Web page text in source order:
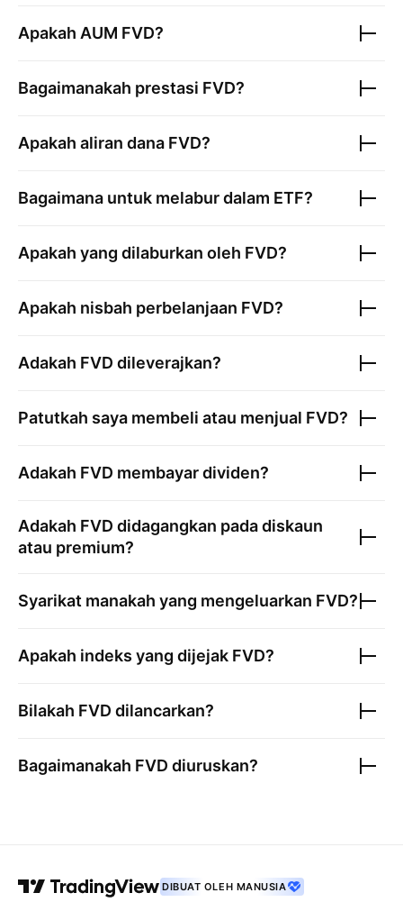
Apakah AUM FVD?
Bagaimanakah prestasi FVD?
Apakah aliran dana FVD?
Bagaimana untuk melabur dalam ETF?
Apakah yang dilaburkan oleh FVD?
Apakah nisbah perbelanjaan FVD?
Adakah FVD dileverajkan?
Patutkah saya membeli atau menjual FVD?
Adakah FVD membayar dividen?
Adakah FVD didagangkan pada diskaun
atau premium?
Syarikat manakah yang mengeluarkan FVD?
Apakah indeks yang dijejak FVD?
Bilakah FVD dilancarkan?
Bagaimanakah FVD diuruskan?
DIBUAT OLEH MANUSIA